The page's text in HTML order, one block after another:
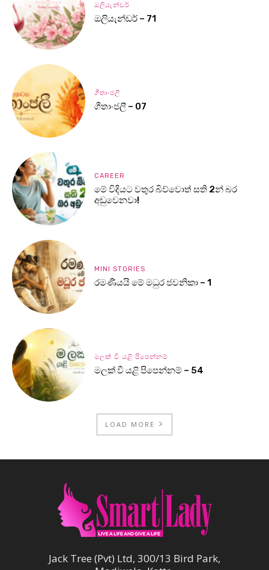
ඔලියැන්ඩර්
ඔලියැන්ඩර් – 71
ගීතාංජලී
ගීතාංජලී – 07
CAREER
මේ විදියට වතුර බිව්වොත් සති 2න් බර
අඩුවෙනවා!
MINI STORIES
රමණීයයි මේ මධුර ජවනිකා – 1
මලක් වී යළි පිපෙන්නම්
මලක් වී යළි පිපෙන්නම් – 54
LOAD MORE
Jack Tree (Pvt) Ltd, 300/13 Bird Park,